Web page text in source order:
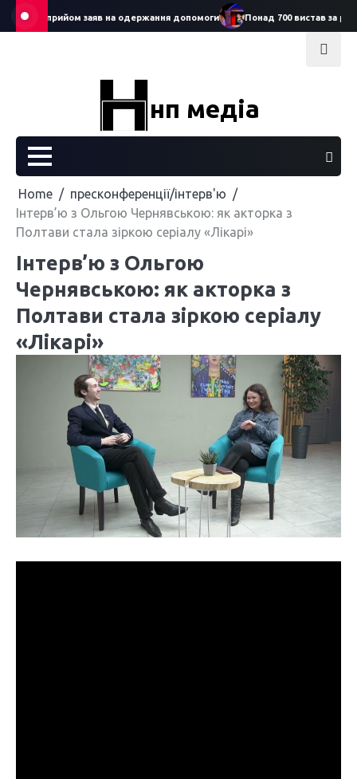
Skip
прийом заяв на одержання допомоги Понад 700 вистав за рік:
нп медіа
Home
пресконференції/інтерв'ю
Інтерв’ю з Ольгою Чернявською: як акторка з
Полтави стала зіркою серіалу «Лікарі»
Інтерв’ю з Ольгою
Чернявською: як акторка з
Полтави стала зіркою серіалу
«Лікарі»